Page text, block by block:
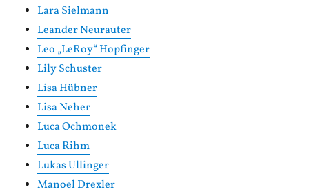
Lara Sielmann
Leander Neurauter
Leo „LeRoy“ Hopfinger
Lily Schuster
Lisa Hübner
Lisa Neher
Luca Ochmonek
Luca Rihm
Lukas Ullinger
Manoel Drexler